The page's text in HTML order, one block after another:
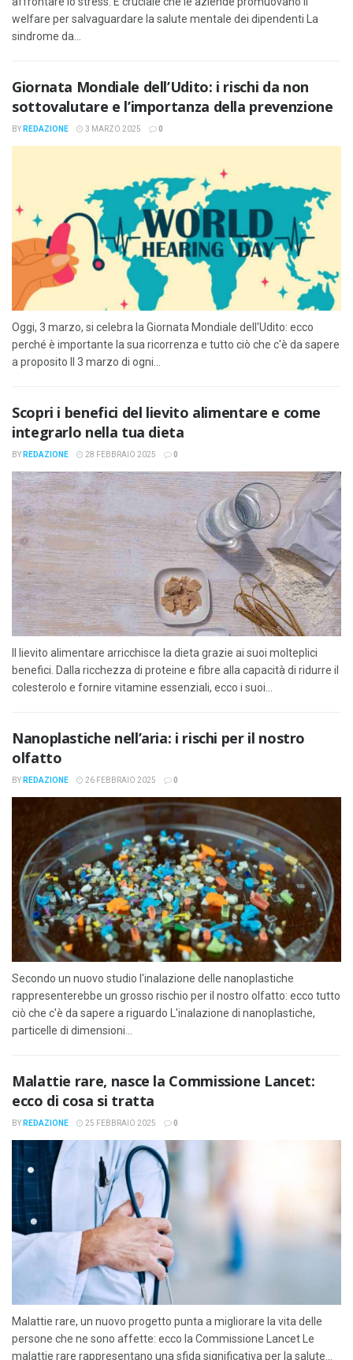
welfare per salvaguardare la salute mentale dei dipendenti La
sindrome da...
Giornata Mondiale dell’Udito: i rischi da non
sottovalutare e l’importanza della prevenzione
BY REDAZIONE 3 MARZO 2025 0
Oggi, 3 marzo, si celebra la Giornata Mondiale dell'Udito: ecco
perché è importante la sua ricorrenza e tutto ciò che c'è da sapere
a proposito Il 3 marzo di ogni...
Scopri i benefici del lievito alimentare e come
integrarlo nella tua dieta
BY REDAZIONE 28 FEBBRAIO 2025 0
Il lievito alimentare arricchisce la dieta grazie ai suoi molteplici
benefici. Dalla ricchezza di proteine e fibre alla capacità di ridurre il
colesterolo e fornire vitamine essenziali, ecco i suoi...
Nanoplastiche nell’aria: i rischi per il nostro
olfatto
BY REDAZIONE 26 FEBBRAIO 2025 0
Secondo un nuovo studio l'inalazione delle nanoplastiche
rappresenterebbe un grosso rischio per il nostro olfatto: ecco tutto
ciò che c'è da sapere a riguardo L'inalazione di nanoplastiche,
particelle di dimensioni...
Malattie rare, nasce la Commissione Lancet:
ecco di cosa si tratta
BY REDAZIONE 25 FEBBRAIO 2025 0
Malattie rare, un nuovo progetto punta a migliorare la vita delle
persone che ne sono affette: ecco la Commissione Lancet Le
malattie rare rappresentano una sfida significativa per la salute...